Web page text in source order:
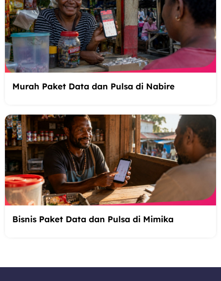
Murah Paket Data dan Pulsa di Nabire
Bisnis Paket Data dan Pulsa di Mimika